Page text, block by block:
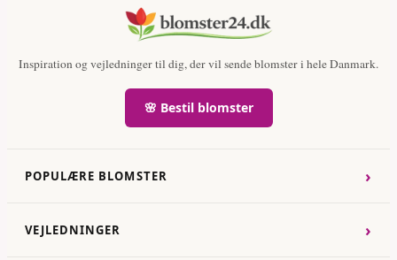
Inspiration og vejledninger til dig, der vil sende blomster i hele Danmark.
🌸 Bestil blomster
POPULÆRE BLOMSTER ›
VEJLEDNINGER ›